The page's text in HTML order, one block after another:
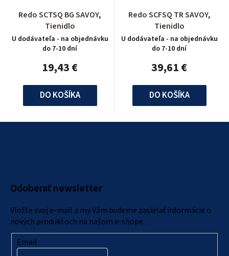
Redo SCTSQ BG SAVOY,
Tienidlo
U dodávateľa - na objednávku
do 7-10 dní
19,43 €
DO KOŠÍKA
Redo SCFSQ TR SAVOY,
Tienidlo
U dodávateľa - na objednávku
do 7-10 dní
39,61 €
DO KOŠÍKA
Odoberať newsletter
Vložte svoj e-mail a my Vám budeme zasielať informácie o
nových produktoch na našom e-shope.
Email